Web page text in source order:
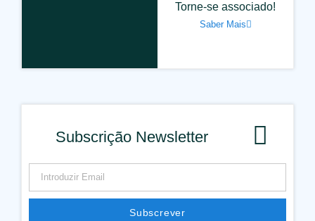
Torne-se associado!
Saber Mais
Subscrição Newsletter
Subscrever